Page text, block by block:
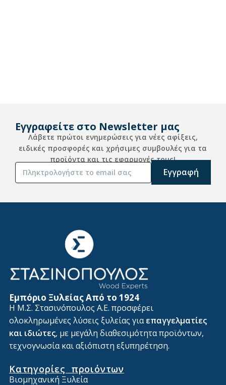
Εγγραφείτε στο Newsletter μας
Λάβετε πρώτοι ενημερώσεις για νέες αφίξεις,
ειδικές προσφορές και χρήσιμες συμβουλές για τα
προϊόντα και τις εφαρμογές τους!
Εμπόριο Ξυλείας Από το 1924
Η Μ.Σ. Στασινόπουλος Α.Ε. προσφέρει
ολοκληρωμένες λύσεις ξυλείας γιαεπαγγελματίες
και ιδιώτες, με μεγάλη διαθεσιμότητα προϊόντων,
τεχνογνωσία και αξιόπιστη εξυπηρέτηση.
Κατηγορίες προιόντων
Βιομηχανική Ξυλεία